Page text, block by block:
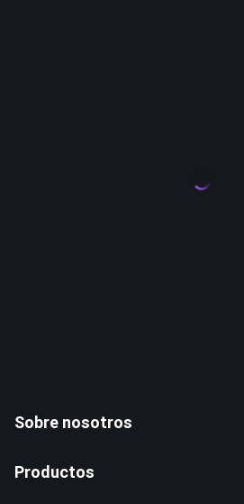
Sobre nosotros
Productos